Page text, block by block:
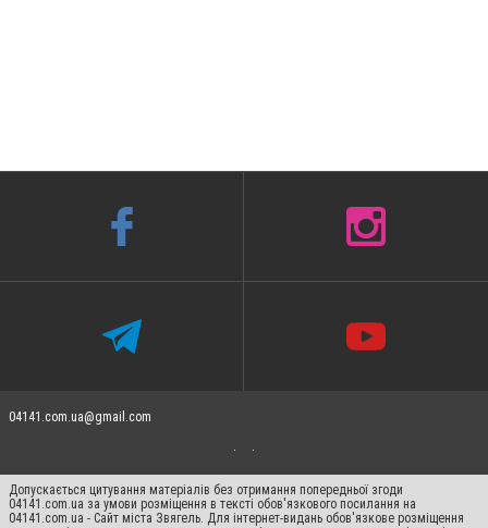
04141.com.ua@gmail.com
Допускається цитування матеріалів без отримання попередньої згоди
04141.com.ua за умови розміщення в тексті обов'язкового посилання на
04141.com.ua - Сайт міста Звягель. Для інтернет-видань обов'язкове розміщення